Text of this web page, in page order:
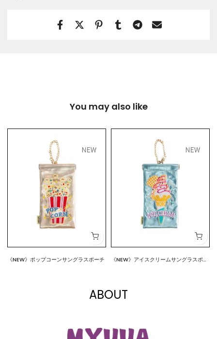
You may also like
《NEW》ポップコーンサングラスポーチ
《NEW》アイスクリームサングラスポー
ABOUT